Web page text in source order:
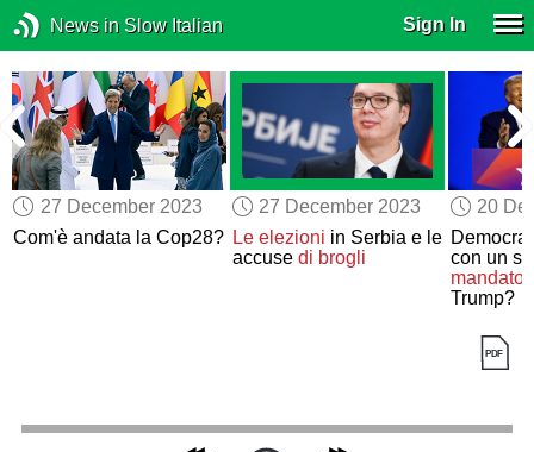
News in Slow Italian Sign In
27 December 2023
Com'è andata la Cop28?
27 December 2023
Le elezioni in Serbia e le
accuse di brogli
20
con un
mandato
Trump?